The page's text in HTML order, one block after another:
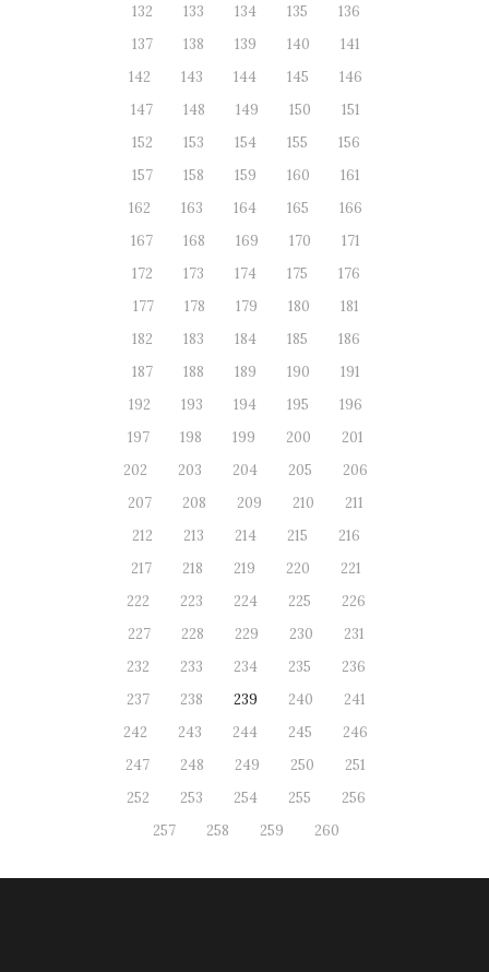
132
133 134 135
136
137
138 139 140
141
142
143 144 145
146
147
148 149 150
151
152
153 154 155
156
157
158 159 160
161
162
163 164 165
166
167
168 169 170
171
172
173 174 175
176
177
178 179 180
181
182
183 184 185
186
187
188 189 190
191
192
193 194 195
196
197
198 199 200
201
202
203 204 205
206
207
208 209 210
211
212
213 214 215
216
217
218 219 220
221
222
223 224 225
226
227
228 229 230
231
232
233 234 235
236
237
238 239 240
241
242
243 244 245
246
247
248 249 250
251
252
253 254 255
256
257
258 259 260